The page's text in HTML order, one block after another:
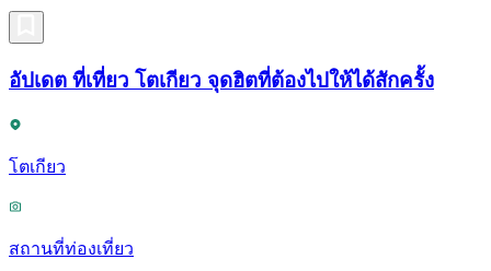
อัปเดต ที่เที่ยว โตเกียว จุดฮิตที่ต้องไปให้ได้สักครั้ง
โตเกียว
สถานที่ท่องเที่ยว